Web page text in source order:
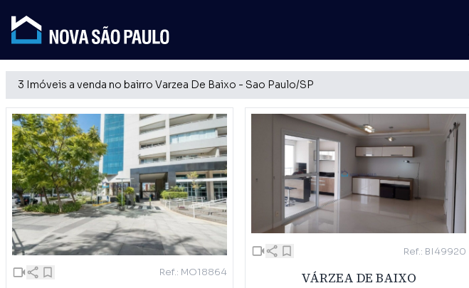
3 Imóveis a venda no bairro Varzea De Baixo - Sao Paulo/SP
Ref.: MO18864
Ref.: BI49920
VÁRZEA DE BAIXO